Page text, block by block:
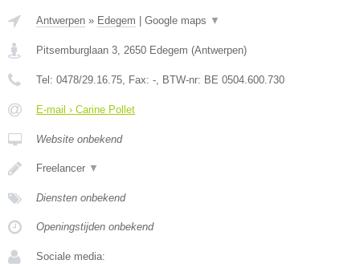
Antwerpen » Edegem Google maps ▼
Pitsemburglaan 3, 2650 Edegem (Antwerpen)
Tel: 0478/29.16.75, Fax: -, BTW-nr: BE 0504.600.730
E-mail › Carine Pollet
Website onbekend
Freelancer ▼
Diensten onbekend
Openingstijden onbekend
Sociale media: